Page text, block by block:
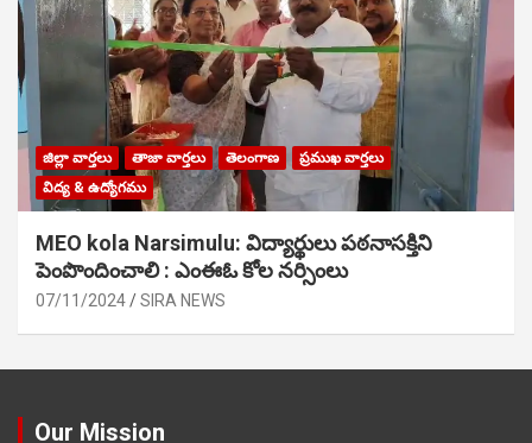
జిల్లా వార్తలు తాజా వార్తలు తెలంగాణ
ప్రముఖ వార్తలు
విద్య & ఉద్యోగము
MEO kola Narsimulu: విద్యార్థులు పఠ‌నాసక్తిని
పెంపొందించాలి : ఎంఈఓ కోల నర్సింలు
07/11/2024 SIRA NEWS
Our Mission